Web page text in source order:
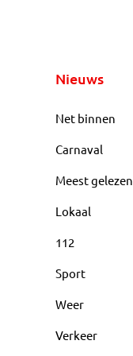
Nieuws
Net binnen
Carnaval
Meest gelezen
Lokaal
112
Sport
Weer
Verkeer